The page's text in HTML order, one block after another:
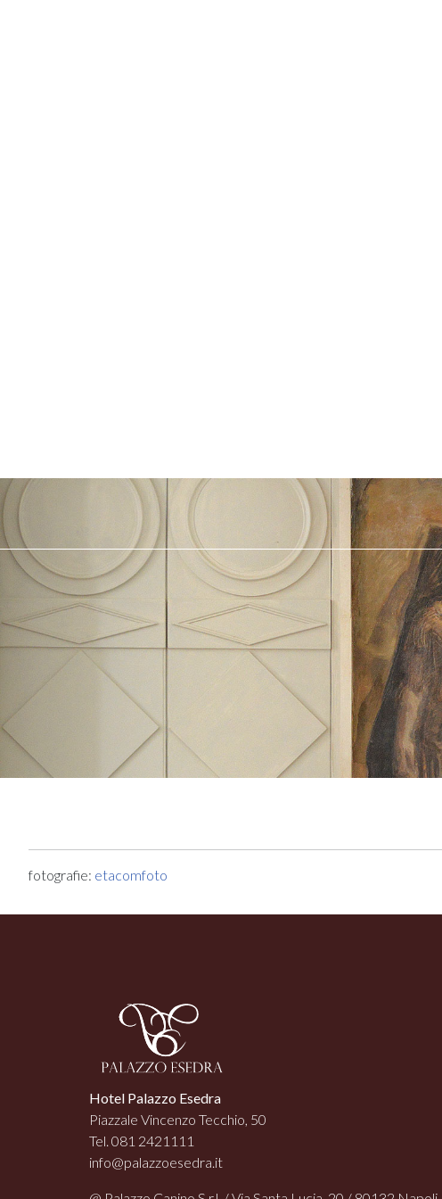
fotografie: etacomfoto
Hotel Palazzo Esedra
Piazzale Vincenzo Tecchio, 50
Tel. 081 2421111
info@palazzoesedra.it